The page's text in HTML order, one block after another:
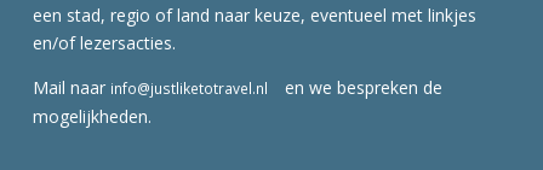
een stad, regio of land naar keuze, eventueel met linkjes
en/of lezersacties.
Mail naar info@justliketotravel.nl
en we bespreken de
mogelijkheden.